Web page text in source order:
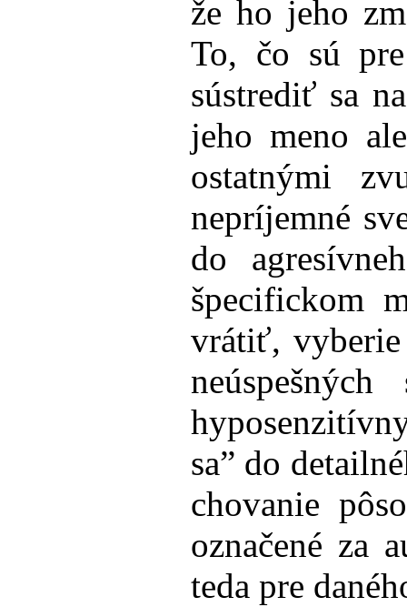
že ho jeho
To, čo sú
sústrediť sa
jeho meno
ostatnými
nepríjemné
do
špecifickom
vrátiť, vyberie
sa” do
chovanie
označené za
teda pre